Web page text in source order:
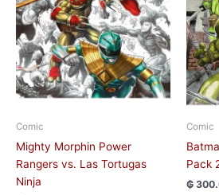
Comic
Mighty Morphin Power
Rangers vs. Las Tortugas
Ninja
Comic
Pack
₲